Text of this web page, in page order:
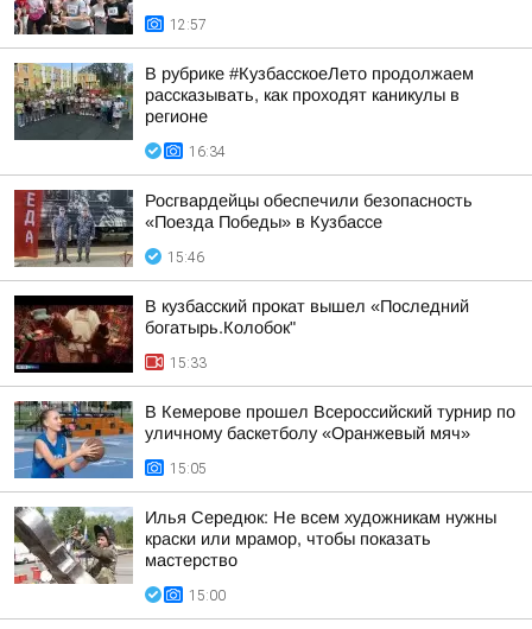
12:57
В рубрике #КузбасскоеЛето продолжаем
рассказывать, как проходят каникулы в
регионе
16:34
Росгвардейцы обеспечили безопасность
«Поезда Победы» в Кузбассе
15:46
В кузбасский прокат вышел «Последний
богатырь.Колобок"
15:33
В Кемерове прошел Всероссийский турнир по
уличному баскетболу «Оранжевый мяч»
15:05
Илья Середюк: Не всем художникам нужны
краски или мрамор, чтобы показать
мастерство
15:00